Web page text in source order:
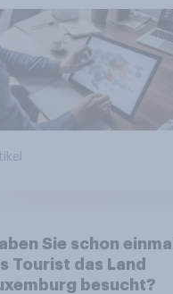
Sie schon einmal
Tourist das Land
besucht?